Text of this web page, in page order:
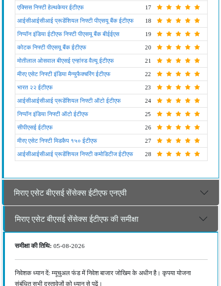
एक्सिस निफ्टी हेल्थकेयर ईटीएफ
17
आईसीआईसीआई प्रूडेंशियल निफ्टी पीएसयू बैंक ईटीएफ
18
निप्पॉन इंडिया ईटीएफ निफ्टी पीएसयू बैंक बीईईएस
19
कोटक निफ्टी पीएसयू बैंक ईटीएफ
20
मोतीलाल ओसवाल बीएसई एन्हांस्ड वैल्यू ईटीएफ
21
मीरए एसेट निफ्टी इंडिया मैन्युफैक्चरिंग ईटीएफ
22
भारत २२ ईटीएफ
23
आईसीआईसीआई प्रूडेंशियल निफ्टी ऑटो ईटीएफ
24
निप्पॉन इंडिया निफ्टी ऑटो ईटीएफ
25
सीपीएसई ईटीएफ
26
मीरए एसेट निफ्टी मिडकैप १५० ईटीएफ
27
आईसीआईसीआई प्रूडेंशियल निफ्टी कमोडिटीज ईटीएफ
28
मिराए एसेट बीएसई सेंसेक्स ईटीएफ एनएवी
मिराए एसेट बीएसई सेंसेक्स ईटीएफ की समीक्षा
समीक्षा की तिथि: 05-08-2026
निवेशक ध्यान दें: म्यूचुअल फंड में निवेश बाजार जोखिम के अधीन है। कृपया योजना
संबंधित सभी दस्तावेजों को ध्यान से पढ़ें।